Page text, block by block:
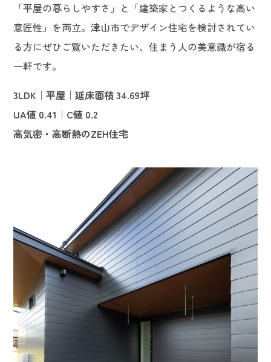
「平屋の暮らしやすさ」と「建築家とつくるような高い
意匠性」を両立。津山市でデザイン住宅を検討されてい
る方にぜひご覧いただきたい、住まう人の美意識が宿る
一軒です。
3LDK｜平屋｜延床面積 34.69坪
UA値 0.41｜C値 0.2
高気密・高断熱のZEH住宅